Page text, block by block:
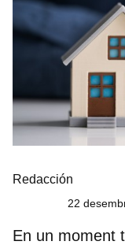
Redacción
22
En un moment